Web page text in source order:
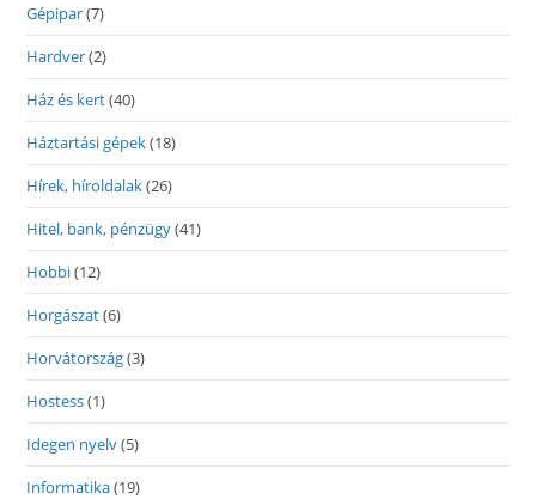
Gépipar(7)
Hardver(2)
Ház és kert(40)
Háztartási gépek(18)
Hírek, híroldalak(26)
Hitel, bank, pénzügy(41)
Hobbi(12)
Horgászat(6)
Horvátország(3)
Hostess(1)
Idegen nyelv(5)
Informatika(19)